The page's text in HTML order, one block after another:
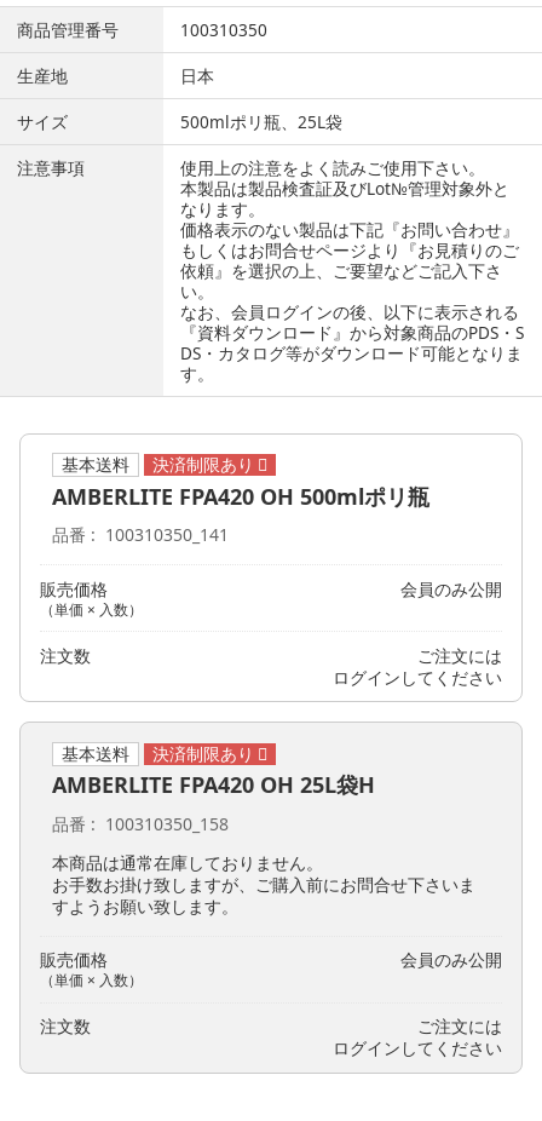
商品管理番号
100310350
生産地
日本
サイズ
500mlポリ瓶、25L袋
注意事項
使用上の注意をよく読みご使用下さい。
本製品は製品検査証及びLot№管理対象外と
なります。
価格表示のない製品は下記『お問い合わせ』
もしくはお問合せページより『お見積りのご
依頼』を選択の上、ご要望などご記入下さ
い。
なお、会員ログインの後、以下に表示される
『資料ダウンロード』から対象商品のPDS・S
DS・カタログ等がダウンロード可能となりま
す。
基本送料
AMBERLITE FPA420 OH 500mlポリ瓶
品番 100310350_141
販売価格
（単価 × 入数）
会員のみ公開
注文数
ご注文には
ログイン してください
基本送料
AMBERLITE FPA420 OH 25L袋H
品番
100310350_158
本商品は通常在庫しておりません。
お手数お掛け致しますが、ご購入前にお問合せ下さいま
すようお願い致します。
販売価格
（単価 × 入数）
会員のみ公開
注文数
ご注文には
ログイン してください